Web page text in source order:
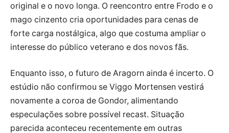
original e o novo longa. O reencontro entre Frodo e o
mago cinzento cria oportunidades para cenas de
forte carga nostálgica, algo que costuma ampliar o
interesse do público veterano e dos novos fãs.
Enquanto isso, o futuro de Aragorn ainda é incerto. O
estúdio não confirmou se Viggo Mortensen vestirá
novamente a coroa de Gondor, alimentando
especulações sobre possível recast. Situação
parecida aconteceu recentemente em outras